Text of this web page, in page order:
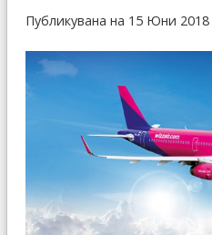
Публикувана на 15 Юни 2018